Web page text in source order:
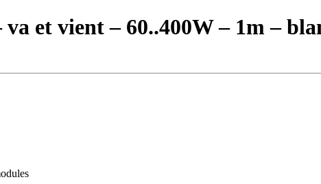
et vient – 60..400W – 1m –